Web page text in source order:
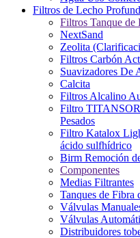
Filtros de Lecho
Filtros Tanque
NextSand
Zeolita
Filtros Carbón
Suavizadores De
Calcita
Filtros Alcalino
Filtro
Pesados
Filtro Katalox
ácido sulfhídrico
Birm Remoción
Componentes
Medias Filtrantes
Tanques de Fibra
Válvulas
Válvulas
Distribuidores